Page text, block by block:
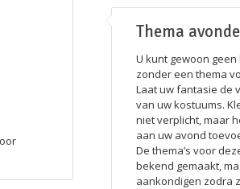
Thema
U kunt gewoon
zonder een thema
Laat uw fantasie de
van uw kostuums.
niet verplicht, maar
aan uw avond
De thema’s voor
bekend gemaakt,
aankondigen zodra